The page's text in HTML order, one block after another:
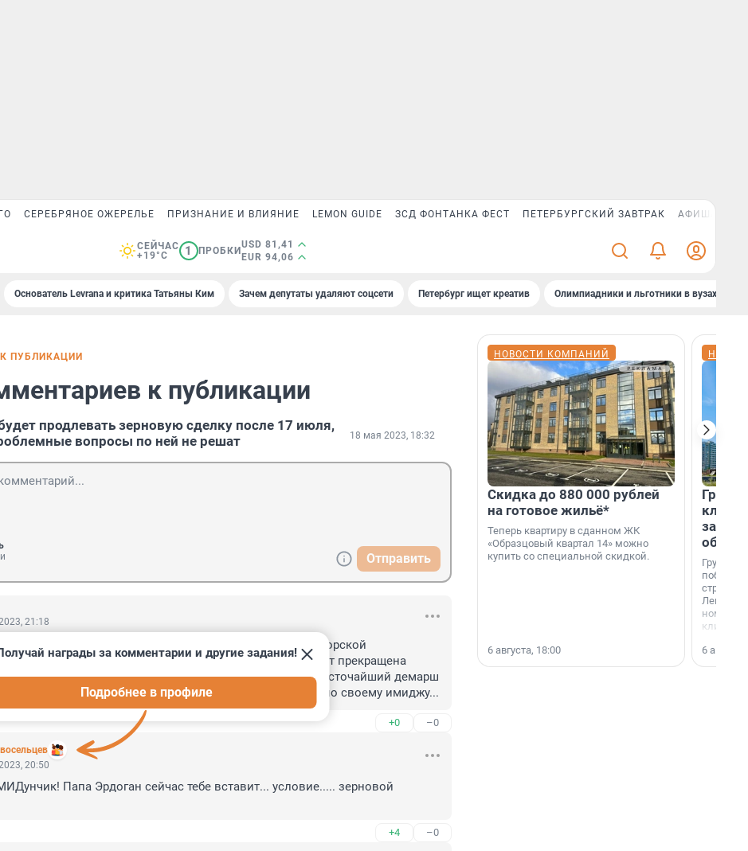
СЕРЕБРЯНОЕ ОЖЕРЕЛЬЕ ПРИЗНАНИЕ И ВЛИЯНИЕ LEMON GUIDE ЗСД ФОНТАНКА ФЕСТ ПЕТЕРБУРГСКИЙ ЗАВТРАК АФИША PLUS
СЕЙЧАС
+19°C
1 ПРОБКИ
USD 81,41
EUR 94,06
Основатель Levrana и критика Татьяны Ким Зачем депутаты удаляют соцсети Петербург ищет креатив Олимпиадники и льготники в вузах СПб
ПУБЛИКАЦИИ
к публикации
продлевать зерновую сделку после 17 июля,
вопросы по ней не решат
18 мая 2023, 18:32
Отправить
21:18
этих требований ни о каком расширении «черноморской
речи в принципе не идет, а сама договоренность будет прекращена
Стесняюсь спросить - как отреагировали на этот жесточайший демарш
Альфа Центавра,получив столь чудовищный удар по своему имиджу...
+0 –0
награды за комментарии и другие задания!
Подробнее в профиле
20:50
Папа Эрдоган сейчас тебе вставит... условие..... зерновой
+4 –0
НОВОСТИ КОМПАНИЙ
Скидка до 880 000 рублей
на готовое жильё*
Теперь квартиру в сданном ЖК
«Образцовый квартал 14» можно
купить со специальной скидкой.
6 августа, 18:00
Группа
области».
6